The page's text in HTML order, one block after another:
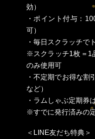
効）
・ポイント付与：
可）
・毎日スクラッチで
※スクラッチ1枚＝1
のみ使用可
・不定期でお得な
など）
・ラムしゃぶ定期券
※すでに発行済みの
＜LINE友だち特典＞